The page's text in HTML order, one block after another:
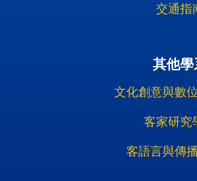
交通指
其他學
文化創意與數
客家研究
客語言與傳